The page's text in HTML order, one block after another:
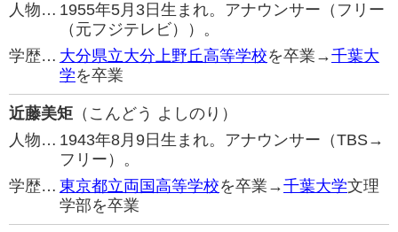
人物… 1955年5月3日生まれ。アナウンサー（フリー
（元フジテレビ））。
学歴… 大分県立大分上野丘高等学校を卒業→千葉大
学を卒業
近藤美矩 （こんどう よしのり）
人物… 1943年8月9日生まれ。アナウンサー（TBS→
フリー）。
学歴… 東京都立両国高等学校を卒業→千葉大学文理
学部を卒業